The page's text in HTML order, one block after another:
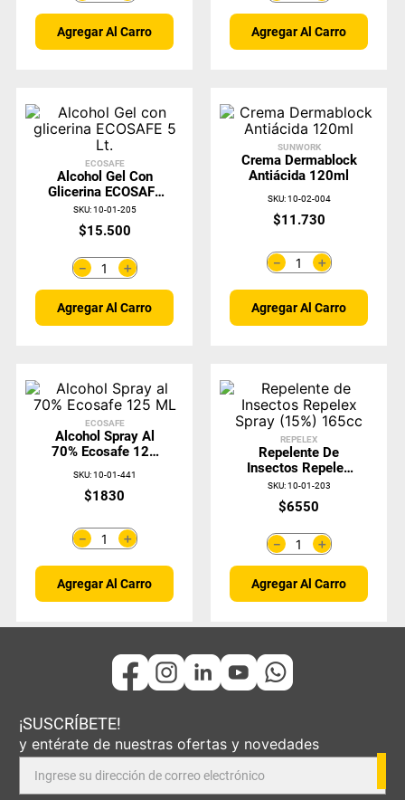
Agregar Al Carro Agregar Al Carro
ECOSAFE
Alcohol Gel Con
Glicerina ECOSAFE
5 Lt.
SKU:10-01-205
$15.500
＋
－
Agregar Al Carro
SUNWORK
Crema Dermablock
Antiácida 120ml
SKU:10-02-004
$11 .730
＋
－
Agregar Al Carro
ECOSAFE
Alcohol Spray Al
70% Ecosafe 125
SKU:10-01-441
$1830
＋
－
Agregar Al Carro
REPELEX
Repelente De
Insectos Repelex
Spray (15%) 165cc
SKU:10-01-203
$6550
＋
－
Agregar Al Carro
¡SUSCRÍBETE!
y entérate de nuestras ofertas y novedades